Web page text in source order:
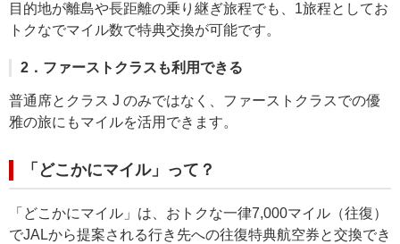
目的地が離島や長距離の乗り継ぎ旅程でも、1旅程としてお
トクなでマイル数で特典交換が可能です。
2．ファーストクラスも利用できる
普通席とクラス J のみではなく、ファーストクラスでの優
雅の旅にもマイルを活用できます。
「どこかにマイル」って？
「どこかにマイル」は、おトクな一律7,000マイル（往復）
でJALから提案される行き先への往復特典航空券と交換でき